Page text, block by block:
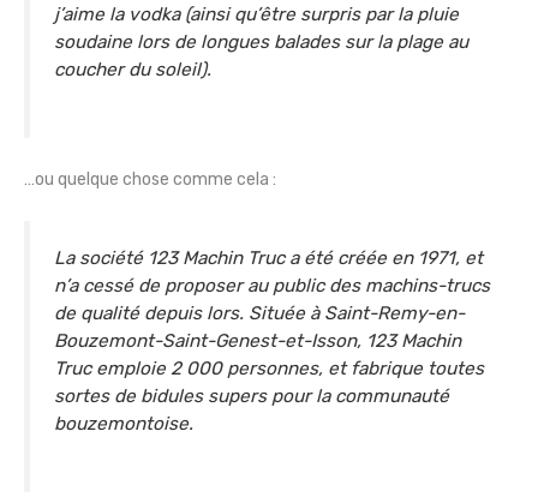
j’aime la vodka (ainsi qu’être surpris par la pluie
soudaine lors de longues balades sur la plage au
coucher du soleil).
…ou quelque chose comme cela :
La société 123 Machin Truc a été créée en 1971, et
n’a cessé de proposer au public des machins-trucs
de qualité depuis lors. Située à Saint-Remy-en-
Bouzemont-Saint-Genest-et-Isson, 123 Machin
Truc emploie 2 000 personnes, et fabrique toutes
sortes de bidules supers pour la communauté
bouzemontoise.